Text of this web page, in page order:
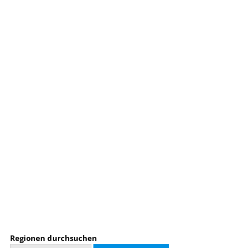
Regionen durchsuchen